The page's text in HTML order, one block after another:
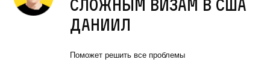
сложным визам в США
Даниил
Поможет решить все проблемы